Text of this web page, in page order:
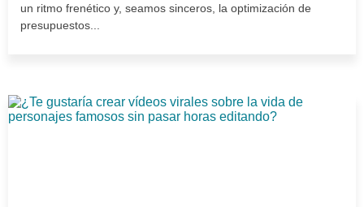
un ritmo frenético y, seamos sinceros, la optimización de
presupuestos...